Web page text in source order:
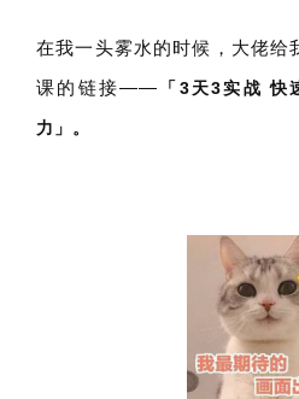
在我一头雾水的时候，大佬给
课的链接—— 「3天3实战 快
力」。